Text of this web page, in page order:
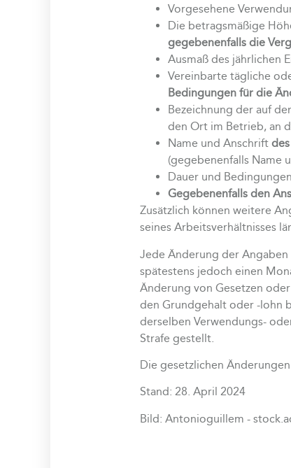
Vorgesehene
Die betragsmäßige
gegebenenfalls die
Ausmaß des jährlichen
Vereinbarte tägliche
Bedingungen für die
Bezeichnung der auf
den Ort im Betrieb, an
Name und Anschrift
(gegebenenfalls Name
Dauer und
Gegebenenfalls den
Zusätzlich können weitere
seines Arbeitsverhältnisses
Jede Änderung der
spätestens jedoch einen
Änderung von Gesetzen
den Grundgehalt oder -lohn
derselben Verwendungs-
Strafe gestellt.
Die gesetzlichen
Stand: 28. April 2024
Bild: Antonioguillem -